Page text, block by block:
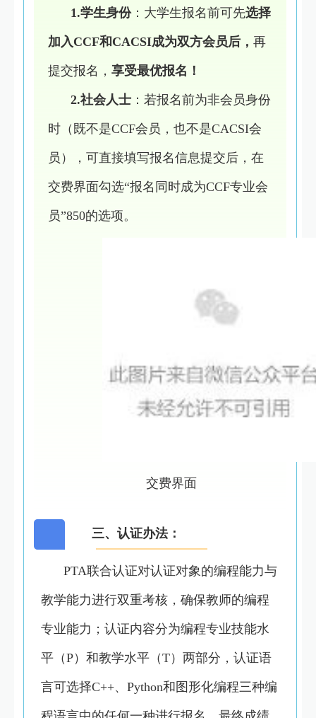
1.学生身份：大学生报名前可先选择
加入CCF和CACSI成为双方会员后，再
提交报名，享受最优报名！
2.社会人士 ：若报名前为非会员身份
时（既不是CCF会员，也不是CACSI会
员），可直接填写报名信息提交后，在
交费界面勾选“报名同时成为CCF专业会
员”850的选项。
交费界面
三、认证办法：
PTA联合认证对认证对象的编程能力与
教学能力进行双重考核，确保教师的编程
专业能力；认证内容分为编程专业技能水
平（P）和教学水平（T）两部分，认证语
言可选择C++、Python和图形化编程三种编